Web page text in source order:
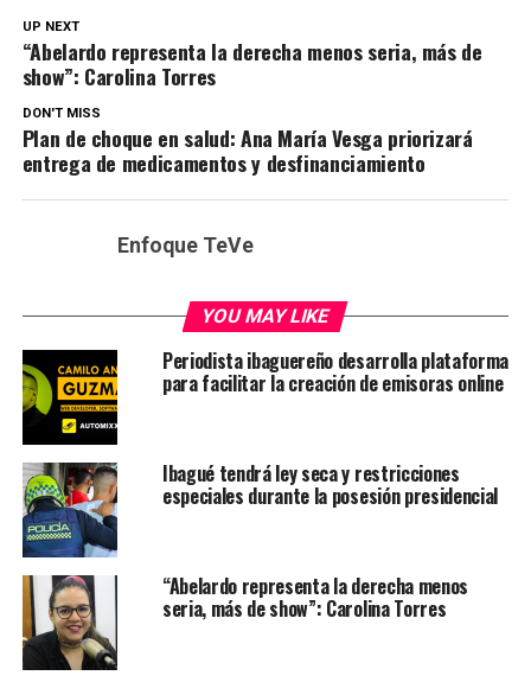
UP NEXT
“Abelardo representa la derecha menos seria, más de
show”: Carolina Torres
DON'T MISS
Plan de choque en salud: Ana María Vesga priorizará
entrega de medicamentos y desfinanciamiento
Enfoque TeVe
YOU MAY LIKE
Periodista ibaguereño desarrolla plataforma
para facilitar la creación de emisoras online
Ibagué tendrá ley seca y restricciones
especiales durante la posesión presidencial
“Abelardo representa la derecha menos
seria, más de show”: Carolina Torres